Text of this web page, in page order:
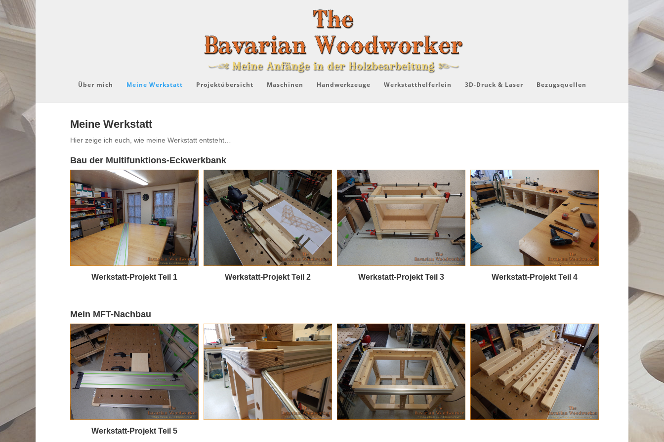
Über mich Meine Werkstatt Projektübersicht Maschinen Handwerkzeuge Werkstatthelferlein 3D-Druck & Laser Bezugsquellen
Meine Werkstatt
Hier zeige ich euch, wie meine Werkstatt entsteht…
Bau der Multifunktions-Eckwerkbank
Werkstatt-Projekt Teil 1 Werkstatt-Projekt Teil 2 Werkstatt-Projekt Teil 3 Werkstatt-Projekt Teil 4
Mein MFT-Nachbau
Werkstatt-Projekt Teil 5